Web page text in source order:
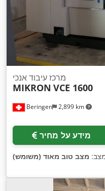
Beringen 2,899 km
מרכז עיבוד אנכי
MIKRON VCE 1600
מידע על מחיר
מצב טוב מאוד (משומש)